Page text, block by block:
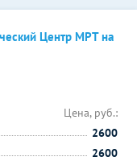
Центр МРТ на
Цена, руб.:
2600
2600